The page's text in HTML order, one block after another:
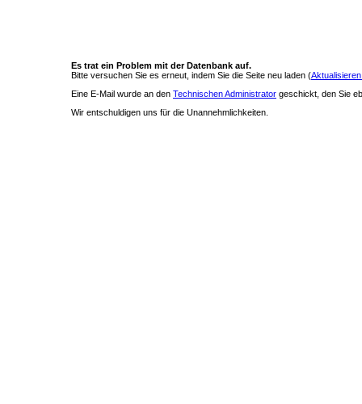
Es trat ein Problem mit der Datenbank auf.
Bitte versuchen Sie es erneut, indem Sie die Seite neu laden (
Eine E-Mail wurde an den Technischen Administrator geschickt, den Sie
Wir entschuldigen uns für die Unannehmlichkeiten.